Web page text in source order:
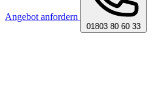
Angebot anfordern
01803 80 60 33